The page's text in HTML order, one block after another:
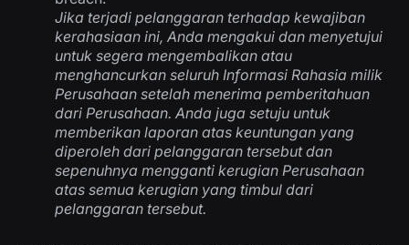
Jika terjadi pelanggaran terhadap kewajiban
kerahasiaan ini, Anda mengakui dan menyetujui
untuk segera mengembalikan atau
menghancurkan seluruh Informasi Rahasia milik
Perusahaan setelah menerima pemberitahuan
dari Perusahaan. Anda juga setuju untuk
memberikan laporan atas keuntungan yang
diperoleh dari pelanggaran tersebut dan
sepenuhnya mengganti kerugian Perusahaan
atas semua kerugian yang timbul dari
pelanggaran tersebut.